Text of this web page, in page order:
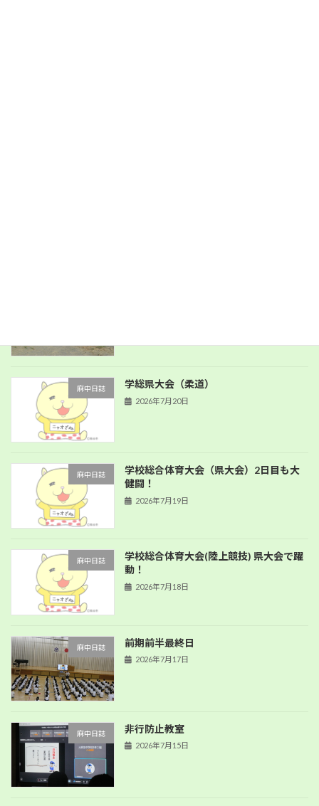
麻中日誌 学総県大会（柔道）
2026年7月20日
麻中日誌
学校総合体育大会（県大会）2日目も大
健闘！
2026年7月19日
麻中日誌
学校総合体育大会(陸上競技) 県大会で躍
動！
2026年7月18日
麻中日誌 前期前半最終日
2026年7月17日
麻中日誌 非行防止教室
2026年7月15日